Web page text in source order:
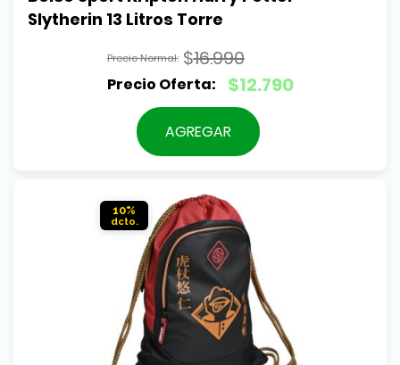
Slytherin 13 Litros Torre
$16.990
El
precio
original
$12.790
El
precio
actual
$12.790.
AGREGAR
10%